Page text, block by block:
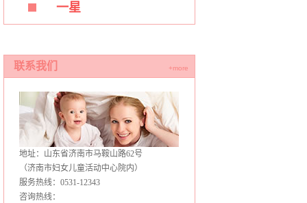
一星
+more
联系我们
地址：山东省济南市马鞍山路62号
（济南市妇女儿童活动中心院内）
服务热线：0531-12343
咨询热线：